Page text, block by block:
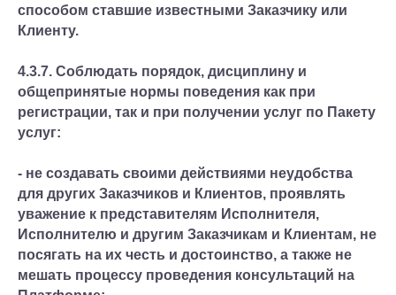
способом ставшие известными Заказчику или
Клиенту.
4.3.7. Соблюдать порядок, дисциплину и
общепринятые нормы поведения как при
регистрации, так и при получении услуг по Пакету
услуг:
- не создавать своими действиями неудобства
для других Заказчиков и Клиентов, проявлять
уважение к представителям Исполнителя,
Исполнителю и другим Заказчикам и Клиентам, не
посягать на их честь и достоинство, а также не
мешать процессу проведения консультаций на